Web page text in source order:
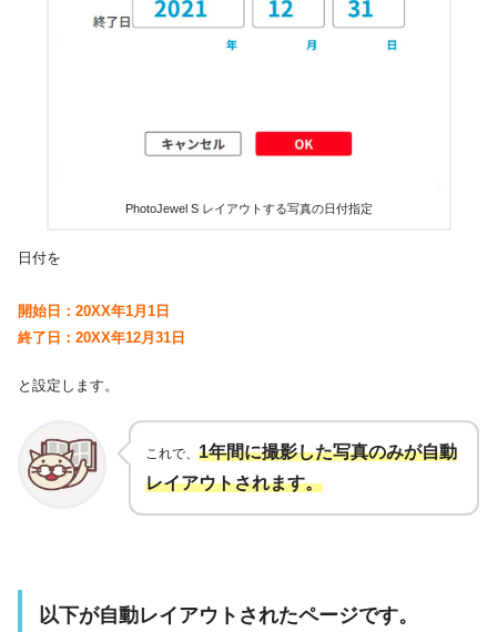
PhotoJewel S レイアウトする写真の日付指定
日付を
開始日：20XX年1月1日
終了日：20XX年12月31日
と設定します。
これで、 1年間に撮影した写真のみが自動
レイアウトされます。
以下が自動レイアウトされたページです。